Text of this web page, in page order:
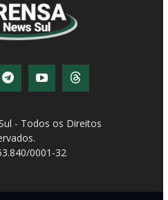
- Todos os Direitos